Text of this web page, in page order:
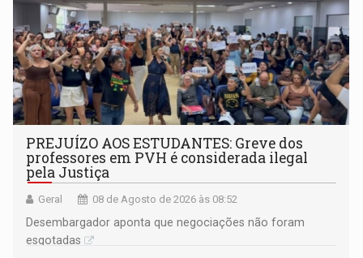
PREJUÍZO AOS ESTUDANTES: Greve dos
professores em PVH é considerada ilegal
pela Justiça
Geral 08 de Agosto de 2026 às 08:52
Desembargador aponta que negociações não foram
esgotadas